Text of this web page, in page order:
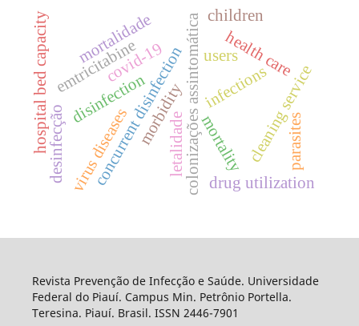
covid-19 colonizações assintomáticainfections
concurrent disinfection health care
cleaning service
disinfection
emtricitabine users
morbidity mortality
hospital bed capacitydesinfecção
children
letalidade
drug utilization
virus diseases parasites
mortalidade
Revista Prevenção de Infecção e Saúde. Universidade
Federal do Piauí. Campus Min. Petrônio Portella.
Teresina. Piauí. Brasil. ISSN 2446-7901